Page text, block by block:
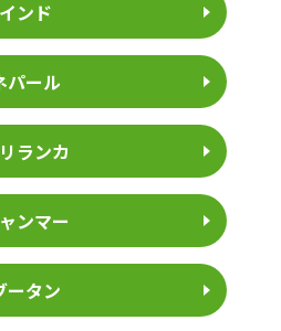
インド
パール
ランカ
ンマー
ータン